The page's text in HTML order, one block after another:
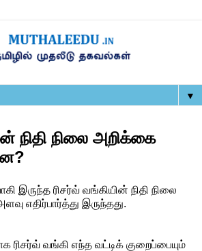
▼
நிதி நிலை அறிக்கை
இருந்த ரிசர்வ் வங்கியின் நிதி நிலை
எதிர்பார்த்து இருந்தது.
ரிசர்வ் வங்கி எந்த வட்டிக் குறைப்பையும்